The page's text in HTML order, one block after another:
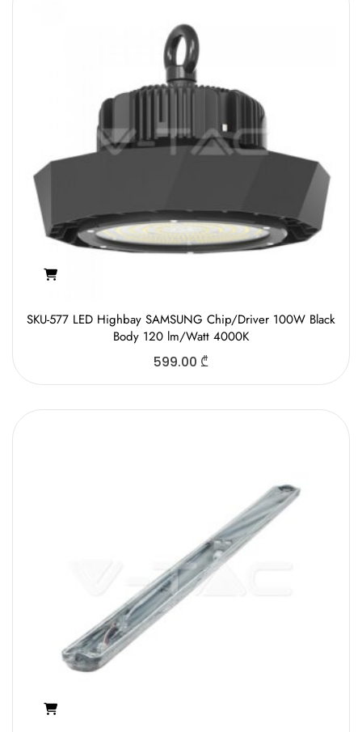
SKU-577 LED Highbay SAMSUNG Chip/Driver 100W Black
Body 120 lm/Watt 4000K
599.00 ₾